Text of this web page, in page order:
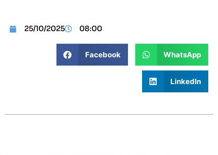
25/10/2025 08:00
Facebook WhatsApp
LinkedIn